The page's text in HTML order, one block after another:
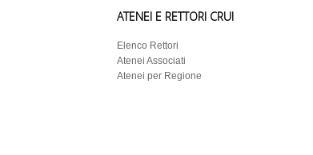
ATENEI E RETTORI CRUI
Elenco Rettori
Atenei Associati
Atenei per Regione